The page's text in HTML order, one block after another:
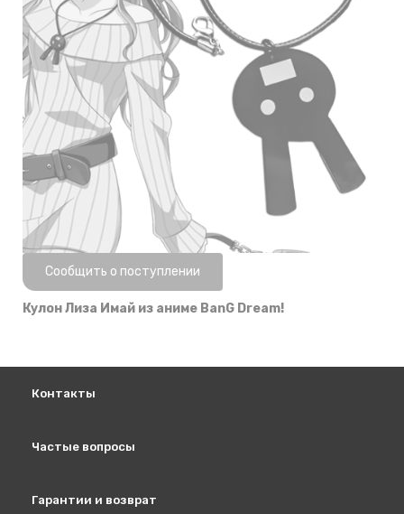
Нет в наличии
Сообщить о поступлении
Кулон Лиза Имай из аниме BanG Dream!
Контакты
Частые вопросы
Гарантии и возврат